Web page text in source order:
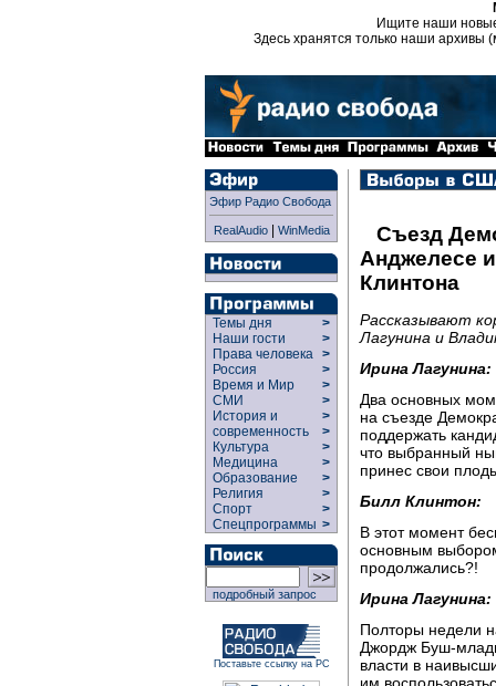
Ищите наши
Здесь хранятся только наши архивы
Эфир Радио Свобода
RealAudio| WinMedia
Темы дня
>
Наши гости
>
Права человека >
Россия
>
Время и Мир
>
СМИ
>
История и
современность
>
>
Культура
>
Медицина
>
Образование
>
Религия
>
Спорт
>
Спецпрограммы >
подробный запрос
Поставьте ссылку на РС
Съезд
Анджелесе
Клинтона
Рассказывают
Лагунина и
Ирина Лагунина:
Два основных
на съезде
поддержать
что выбранный
принес свои
Билл Клинтон:
В этот момент
основным
продолжались?!
Ирина Лагунина:
Полторы недели
Джордж Буш-
власти в
им